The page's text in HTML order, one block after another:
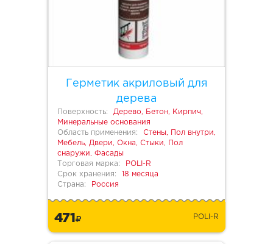
Герметик акриловый для
дерева
Поверхность:
Дерево, Бетон, Кирпич,
Минеральные основания
Область применения:
Стены, Пол внутри,
Мебель, Двери, Окна, Стыки, Пол
снаружи, Фасады
Торговая марка:
POLI-R
Срок хранения:
18 месяца
Страна:
Россия
471 POLI-R